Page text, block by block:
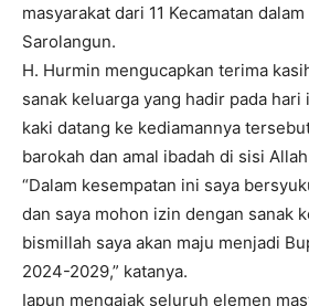
masyarakat dari 11 Kecamatan
Sarolangun.
H. Hurmin mengucapkan terima
sanak keluarga yang hadir pada hari
kaki datang ke kediamannya
barokah dan amal ibadah di sisi
“Dalam kesempatan ini saya
dan saya mohon izin dengan sanak
bismillah saya akan maju menjadi
2024-2029,” katanya.
Iapun mengajak seluruh elemen